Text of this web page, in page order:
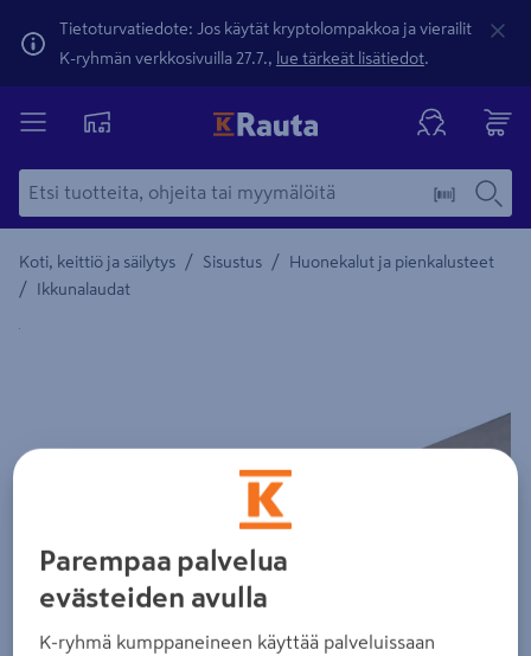
Tietoturvatiedote: Jos käytät kryptolompakkoa ja vierailit
K-ryhmän verkkosivuilla 27.7., lue tärkeät lisätiedot.
Koti, keittiö ja säilytys / Sisustus / Huonekalut ja pienkalusteet
/ Ikkunalaudat
Yksityiskohtainen kuvaus löytyy Tuotteen kuvaus -
Parempaa palvelua
evästeiden avulla
K-ryhmä kumppaneineen käyttää palveluissaan